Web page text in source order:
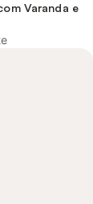
Varanda e